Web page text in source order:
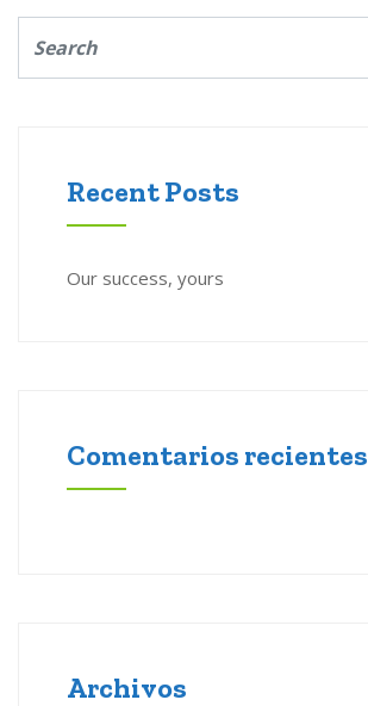
Recent Posts
Our success, yours
Comentarios recientes
Archivos